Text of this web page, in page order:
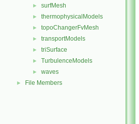
► surfMesh
► thermophysicalModels
► topoChangerFvMesh
► transportModels
► triSurface
► TurbulenceModels
► waves
► File Members